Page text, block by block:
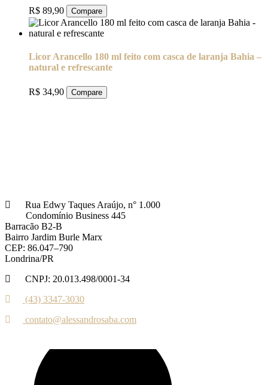
R$ 89,90 Compare
Licor Arancello 180 ml feito com casca de laranja Bahia –
natural e refrescante
R$ 34,90 Compare
Rua Edwy Taques Araújo, n° 1.000
Condomínio Business 445
Barracão B2-B
Bairro Jardim Burle Marx
CEP: 86.047–790
Londrina/PR
CNPJ: 20.013.498/0001-34
(43) 3347-3030‬‬
contato@alessandrosaba.com